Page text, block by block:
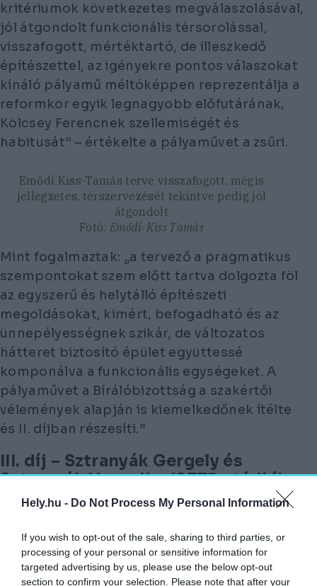
Hely.hu - Do Not Process My Personal Information
If you wish to opt-out of the sale, sharing to third parties, or
processing of your personal or sensitive information for
targeted advertising by us, please use the below opt-out
section to confirm your selection. Please note that after your
kritériumok következetes megválaszolásával,
jól átgondolt funkcionális térsorolással,
visszafogott, mértéktartó, de illeszkedő
építészettel, az igényekre pontos válaszokat
kínáló pályamű méltóképpen reprezentálja a
reformkor egyik legnagyobb előfutárának,
Kölcsey Ferencnek szellemiségét és
habitusát” – értékelte a pályaművet a zsűri.
Emődi Kiss-Tamás terve visszafogott, mégis
jellegzetes, térszervezését tekintve pedig jól
átgondolt
Fotó: Emődi-Kiss Tamás
Mint fogalmaztak: „a tervező a pragmatikus
szempontokat szem előtt tartva dolgozta föl
az egyszerű és helytálló építészeti
megoldásokat, kimért, befogadható és az
ünnepélyességnek szikár, de változatos
hátteret biztosító épület együttessé
komponálva a funkcionális egységeket. A
pályaművet a Bírálóbizottság a szakértői
vélemények alapján is kiemelkedőnek ítélte
és II. díjban részesíti.”
III. díj – Sztranyák Gergely és
Sztranyák Veronika (SZTR stúdió),
Varga Dániel
a tágabb környezet alapos elemzése és
értelmezése, a hely szellemének